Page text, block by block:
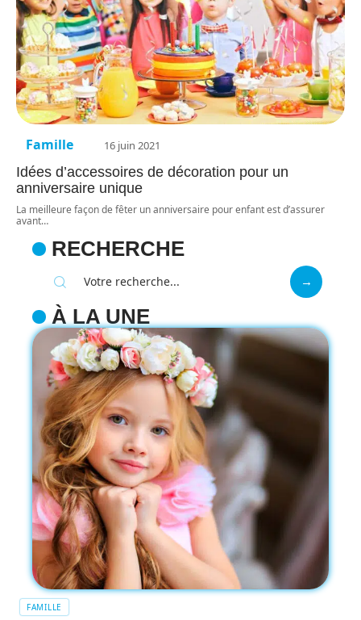
Famille 16 juin 2021
Idées d’accessoires de décoration pour un
anniversaire unique
La meilleure façon de fêter un anniversaire pour enfant est d’assurer
avant…
RECHERCHE
À LA UNE
FAMILLE